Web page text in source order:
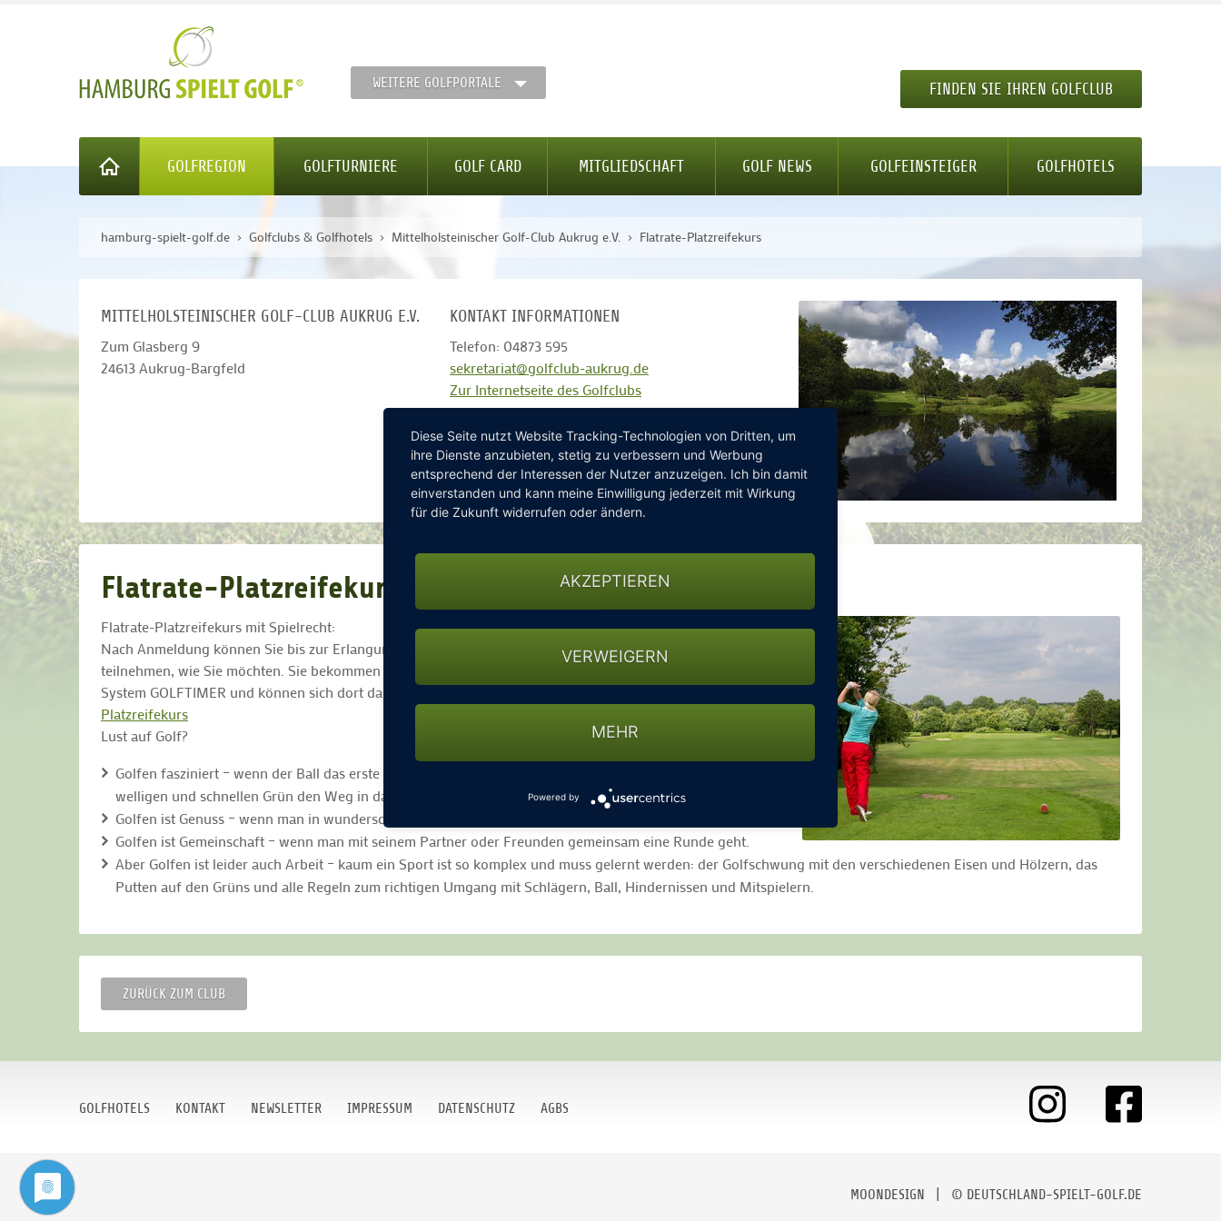
WEITERE GOLFPORTALE FINDEN SIE IHREN GOLFCLUB
GOLFREGION GOLFTURNIERE GOLF CARD MITGLIEDSCHAFT GOLF NEWS GOLFEINSTEIGER GOLFHOTELS
hamburg-spielt-golf.de Golfclubs & Golfhotels Mittelholsteinischer Golf-Club Aukrug e.V. Flatrate-Platzreifekurs
MITTELHOLSTEINISCHER GOLF-CLUB AUKRUG E.V.
Zum Glasberg 9
24613Aukrug-Bargfeld
KONTAKT INFORMATIONEN
Telefon: 04873 595
sekretariat@golfclub-aukrug.de
Zur Internetseite des Golfclubs
Flatrate-Platzreifekurs
Flatrate-Platzreifekurs mit Spielrecht:
Nach Anmeldung können Sie bis zur Erlangung der Platzreife an so vielen Gruppenkurs-Terminen
teilnehmen, wie Sie möchten. Sie bekommen nach Anmeldung Zugangsdaten zu unserem Online-Buchungs-
System GOLFTIMER und können sich dort dann zu den Kurs-Terminen (3 Termine pro Woche) anmelden.
Platzreifekurs
Lust auf Golf?
Golfen fasziniert – wenn der Ball das erste Mal über 100 Meter weit fliegt! Wenn der Ball auf einem
welligen und schnellen Grün den Weg in das Loch findet!
Golfen ist Genuss – wenn man in wunderschöner Landschaft die Natur erleben kann!
Golfen ist Gemeinschaft – wenn man mit seinem Partner oder Freunden gemeinsam eine Runde geht.
Aber Golfen ist leider auch Arbeit – kaum ein Sport ist so komplex und muss gelernt werden: der Golfschwung mit den verschiedenen Eisen und Hölzern, das
Putten auf den Grüns und alle Regeln zum richtigen Umgang mit Schlägern, Ball, Hindernissen und Mitspielern.
ZURÜCK ZUM CLUB
GOLFHOTELS KONTAKT NEWSLETTER IMPRESSUM DATENSCHUTZ AGBS
MOONDESIGN | © DEUTSCHLAND-SPIELT-GOLF.DE
Diese Seite nutzt Website Tracking-Technologien von Dritten, um
ihre Dienste anzubieten, stetig zu verbessern und Werbung
entsprechend der Interessen der Nutzer anzuzeigen. Ich bin damit
einverstanden und kann meine Einwilligung jederzeit mit Wirkung
für die Zukunft widerrufen oder ändern.
AKZEPTIEREN
VERWEIGERN
MEHR
Powered by